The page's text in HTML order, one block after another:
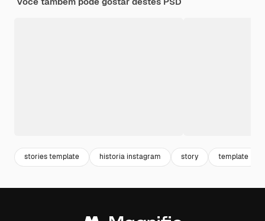
stories template historia instagram story template